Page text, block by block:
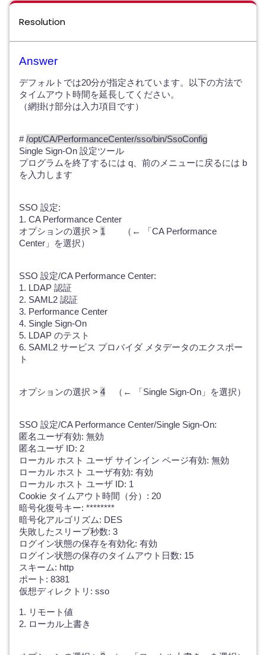
Resolution
Answer
デフォルトでは20分が指定されています。以下の方法で
タイムアウト時間を延長してください。
（網掛け部分は入力項目です）
#/opt/CA/PerformanceCenter/sso/bin/SsoConfig
Single Sign-On 設定ツール
プログラムを終了するには q、前のメニューに戻るには b
を入力します
SSO 設定:
1. CA Performance Center
オプションの選択 > 1
（← 「CA Performance
Center」を選択）
SSO 設定/CA Performance Center:
1. LDAP 認証
2. SAML2 認証
3. Performance Center
4. Single Sign-On
5. LDAP のテスト
6. SAML2 サービス プロバイダ メタデータのエクスポー
ト
オプションの選択 > 4 （← 「Single Sign-On」を選択）
SSO 設定/CA Performance Center/Single Sign-On:
匿名ユーザ有効: 無効
匿名ユーザ ID: 2
ローカル ホスト ユーザ サインイン ページ有効: 無効
ローカル ホスト ユーザ有効: 有効
ローカル ホスト ユーザ ID: 1
Cookie タイムアウト時間（分）: 20
暗号化復号キー: ********
暗号化アルゴリズム: DES
失敗したスリープ秒数: 3
ログイン状態の保存を有効化: 有効
ログイン状態の保存のタイムアウト日数: 15
スキーム: http
ポート: 8381
仮想ディレクトリ: sso
1. リモート値
2. ローカル上書き